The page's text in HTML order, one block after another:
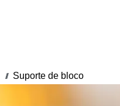
/// Suporte de bloco